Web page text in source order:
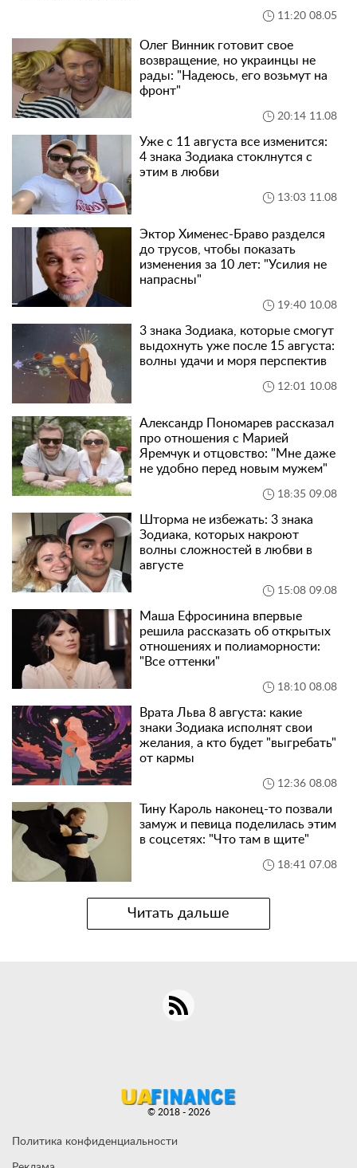
11:20 08.05
Олег Винник готовит свое
возвращение, но украинцы не
рады: "Надеюсь, его возьмут на
фронт"
20:14 11.08
Уже с 11 августа все изменится:
4 знака Зодиака стоклнутся с
этим в любви
13:03 11.08
Эктор Хименес-Браво разделся
до трусов, чтобы показать
изменения за 10 лет: "Усилия не
напрасны"
19:40 10.08
3 знака Зодиака, которые смогут
выдохнуть уже после 15 августа:
волны удачи и моря перспектив
12:01 10.08
Александр Пономарев рассказал
про отношения с Марией
Яремчук и отцовство: "Мне даже
не удобно перед новым мужем"
18:35 09.08
Шторма не избежать: 3 знака
Зодиака, которых накроют
волны сложностей в любви в
августе
15:08 09.08
Маша Ефросинина впервые
решила рассказать об открытых
отношениях и полиаморности:
"Все оттенки"
18:10 08.08
Врата Льва 8 августа: какие
знаки Зодиака исполнят свои
желания, а кто будет "выгребать"
от кармы
12:36 08.08
Тину Кароль наконец-то позвали
замуж и певица поделилась этим
в соцсетях: "Что там в щите"
18:41 07.08
Читать дальше
Политика конфиденциальности
© 2018 - 2026